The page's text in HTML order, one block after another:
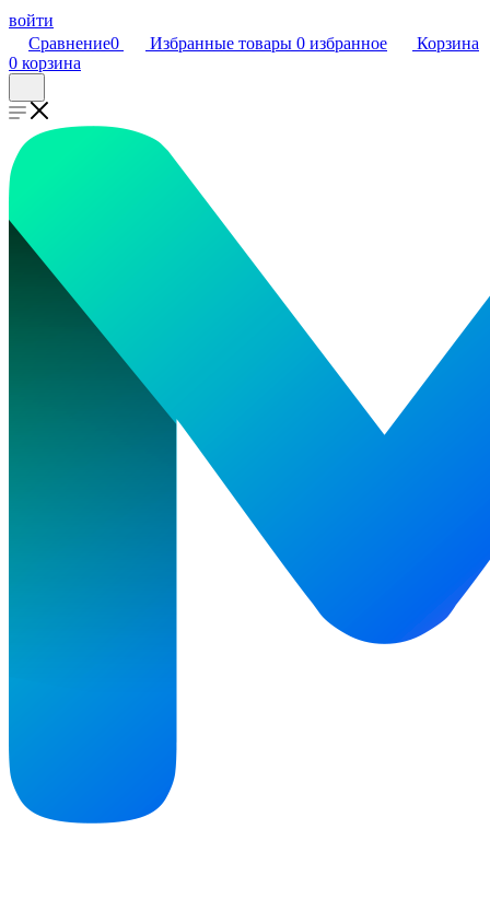
войти
Сравнение0 Избранные товары 0 избранное
Корзина
0 корзина